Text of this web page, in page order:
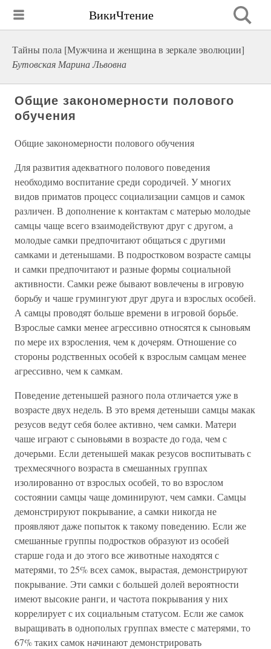
ВикиЧтение
Тайны пола [Мужчина и женщина в зеркале эволюции]
Бутовская Марина Львовна
Общие закономерности полового
обучения
Общие закономерности полового обучения
Для развития адекватного полового поведения
необходимо воспитание среди сородичей. У многих
видов приматов процесс социализации самцов и самок
различен. В дополнение к контактам с матерью молодые
самцы чаще всего взаимодействуют друг с другом, а
молодые самки предпочитают общаться с другими
самками и детенышами. В подростковом возрасте самцы
и самки предпочитают и разные формы социальной
активности. Самки реже бывают вовлечены в игровую
борьбу и чаше грумингуют друг друга и взрослых особей.
А самцы проводят больше времени в игровой борьбе.
Взрослые самки менее агрессивно относятся к сыновьям
по мере их взросления, чем к дочерям. Отношение со
стороны родственных особей к взрослым самцам менее
агрессивно, чем к самкам.
Поведение детенышей разного пола отличается уже в
возрасте двух недель. В это время детеныши самцы макак
резусов ведут себя более активно, чем самки. Матери
чаше играют с сыновьями в возрасте до года, чем с
дочерьми. Если детенышей макак резусов воспитывать с
трехмесячного возраста в смешанных группах
изолированно от взрослых особей, то во взрослом
состоянии самцы чаще доминируют, чем самки. Самцы
демонстрируют покрывание, а самки никогда не
проявляют даже попыток к такому поведению. Если же
смешанные группы подростков образуют из особей
старше года и до этого все животные находятся с
матерями, то 25% всех самок, вырастая, демонстрируют
покрывание. Эти самки с большей долей вероятности
имеют высокие ранги, и частота покрывания у них
коррелирует с их социальным статусом. Если же самок
выращивать в однополых группах вместе с матерями, то
67% таких самок начинают демонстрировать